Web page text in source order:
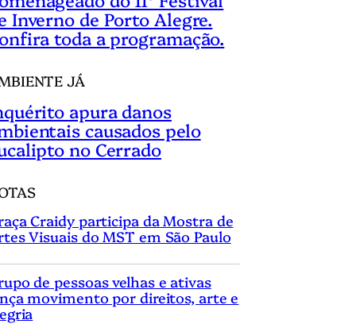
Inverno de Porto Alegre.
toda a programação.
JÁ
apura danos
causados pelo
no Cerrado
Craidy participa da Mostra de
Visuais do MST em São Paulo
de pessoas velhas e ativas
movimento por direitos, arte e